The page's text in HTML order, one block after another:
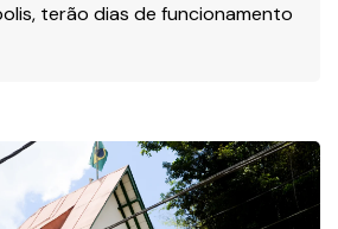
terão dias de funcionamento